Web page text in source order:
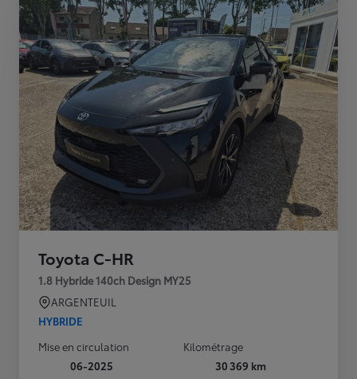
Toyota C-HR
1.8 Hybride 140ch Design MY25
ARGENTEUIL
HYBRIDE
Mise en circulation
06-2025
Kilométrage
30 369 km